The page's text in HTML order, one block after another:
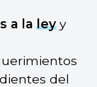
a laleyy
del